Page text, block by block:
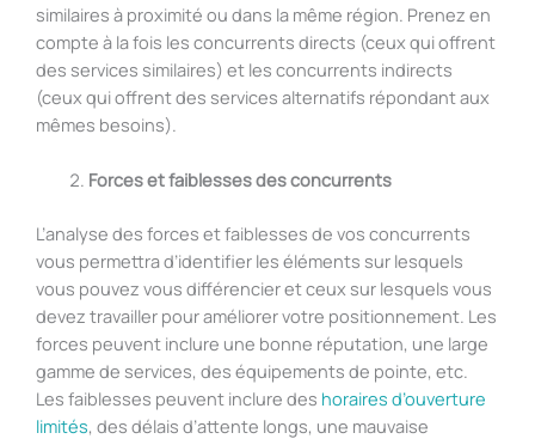
similaires à proximité ou dans la même région. Prenez en
compte à la fois les concurrents directs (ceux qui offrent
des services similaires) et les concurrents indirects
(ceux qui offrent des services alternatifs répondant aux
mêmes besoins).
Forces et faiblesses des concurrents
L’analyse des forces et faiblesses de vos concurrents
vous permettra d’identifier les éléments sur lesquels
vous pouvez vous différencier et ceux sur lesquels vous
devez travailler pour améliorer votre positionnement. Les
forces peuvent inclure une bonne réputation, une large
gamme de services, des équipements de pointe, etc.
Les faiblesses peuvent inclure des horaires d’ouverture
limités, des délais d’attente longs, une mauvaise